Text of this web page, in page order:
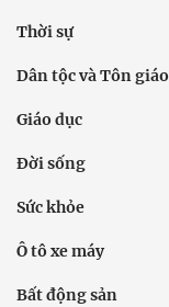
Thời sự
Dân tộc và Tôn giáo
Giáo dục
Đời sống
Sức khỏe
Ô tô xe máy
Bất động sản